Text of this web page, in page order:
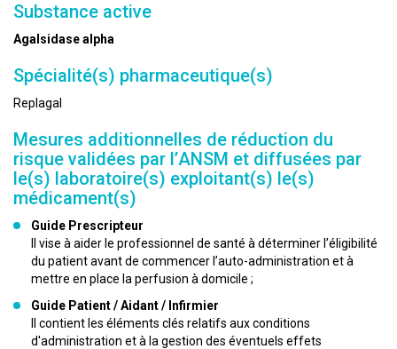
Substance active
Agalsidase alpha
Spécialité(s) pharmaceutique(s)
Replagal
Mesures additionnelles de réduction du
risque validées par l’ANSM et diffusées par
le(s) laboratoire(s) exploitant(s) le(s)
médicament(s)
Guide Prescripteur
Il vise à aider le professionnel de santé à déterminer l’éligibilité
du patient avant de commencer l’auto-administration et à
mettre en place la perfusion à domicile ;
Guide Patient / Aidant / Infirmier
Il contient les éléments clés relatifs aux conditions
d'administration et à la gestion des éventuels effets